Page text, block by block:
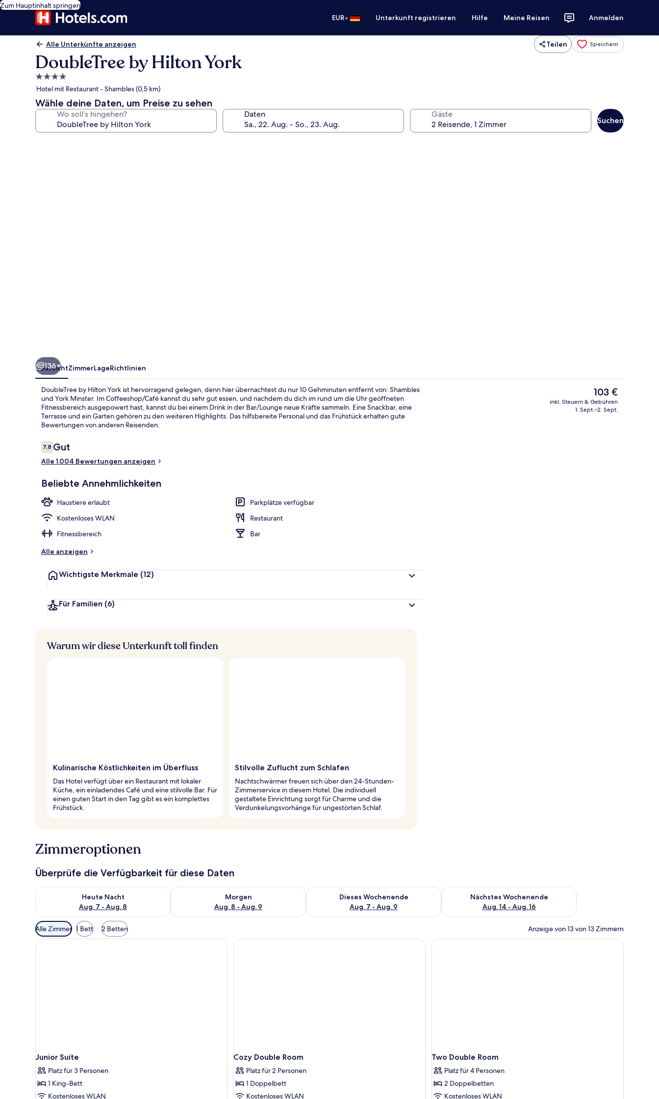
Zum Hauptinhalt springen
EUR• Unterkunft registrieren Hilfe Meine Reisen Anmelden
Alle Unterkünfte anzeigen Teilen Speichern
DoubleTree by Hilton York
4.0-
Sterne-
Unterkunft
Hotel mit Restaurant - Shambles (0,5 km)
Wähle deine Daten, um Preise zu sehen
Wo soll’s hingehen? Daten Gäste
Suchen
Junior-Suite, 1 King-Bett, Nichtraucher | Zimmersafe, Schreibtisch,
136+
ÜbersichtZimmerLageRichtlinien
DoubleTree by Hilton York ist hervorragend gelegen, denn hier übernachtest du nur 10 Gehminuten entfernt von: Shambles
und York Minster. Im Coffeeshop/Café kannst du sehr gut essen, und nachdem du dich im rund um die Uhr geöffneten
Fitnessbereich ausgepowert hast, kannst du bei einem Drink in der Bar/Lounge neue Kräfte sammeln. Eine Snackbar, eine
Terrasse und ein Garten gehören zu den weiteren Highlights. Das hilfsbereite Personal und das Frühstück erhalten gute
Bewertungen von anderen Reisenden.
Bewertungen
7,87,8 von 10.
Gut
Alle 1.004 Bewertungen anzeigen
Beliebte Annehmlichkeiten
Haustiere erlaubt
Parkplätze verfügbar
Kostenloses WLAN
Restaurant
Fitnessbereich
Bar
Alle anzeigen
Wichtigste Merkmale (12)
Für Familien (6)
Der
aktuelle
Preis
103 €
inkl. Steuern & Gebühren
1. Sept.–2. Sept.
Warum wir diese Unterkunft toll finden
Kulinarische Köstlichkeiten im Überfluss
Das Hotel verfügt über ein Restaurant mit lokaler
Küche, ein einladendes Café und eine stilvolle Bar. Für
einen guten Start in den Tag gibt es ein komplettes
Frühstück.
Stilvolle Zuflucht zum Schlafen
Nachtschwärmer freuen sich über den 24-Stunden-
Zimmerservice in diesem Hotel. Die individuell
gestaltete Einrichtung sorgt für Charme und die
Verdunkelungsvorhänge für ungestörten Schlaf.
Zimmeroptionen
Überprüfe die Verfügbarkeit für diese Daten
Heute Nacht
Aug. 7 - Aug. 8
Überprüfe die Verfügbarkeit für heute Nacht, Aug. 7 - Aug. 8.
Morgen
Aug. 8 - Aug. 9
Überprüfe die Verfügbarkeit für morgen, Aug. 8 - Aug. 9.
Dieses Wochenende
Aug. 7 - Aug. 9
Überprüfe die Verfügbarkeit für dieses Wochenende, Aug. 7 - Aug. 9.
Nächstes Wochenende
Aug. 14 - Aug. 16
Überprüfe die Verfügbarkeit für nächstes Wochenende, Aug.
Verfügbare
Filter
für
Alle Zimmer 1 Bett 2 Betten Anzeige von 13 von 13 Zimmern
Junior Suite
Platz für 3 Personen
1 King-Bett
Kostenloses WLAN
Cozy Double Room
Platz für 2 Personen
1 Doppelbett
Kostenloses WLAN
Two Double Room
Platz für 4 Personen
2 Doppelbetten
Kostenloses WLAN